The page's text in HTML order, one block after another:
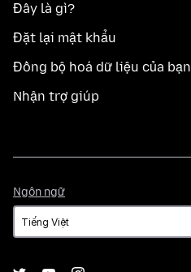
Đây là gì?
Đặt lại mật khẩu
Đồng bộ hoá dữ liệu của bạn
Nhận trợ giúp
Ngôn ngữ
ngữ